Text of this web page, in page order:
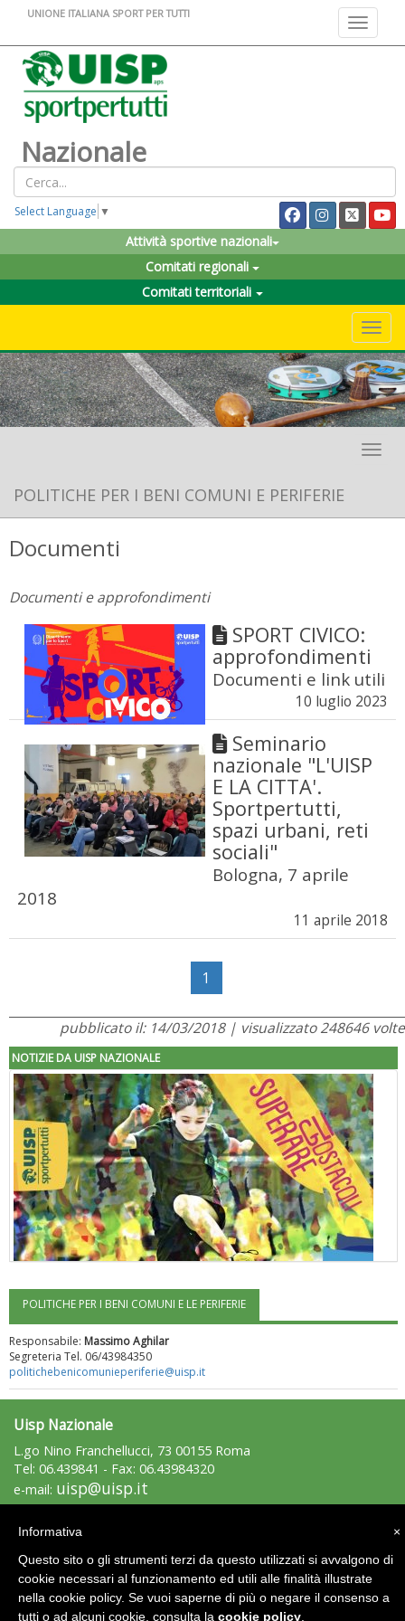
Toggle
UNIONE ITALIANA SPORT PER TUTTI
Nazionale
Select Language ▼
Attività sportive nazionali
Comitati regionali
Comitati territoriali
POLITICHE PER I BENI COMUNI E PERIFERIE
Documenti
Documenti e approfondimenti
SPORT CIVICO:
approfondimenti
Documenti e link utili
10 luglio 2023
Seminario
nazionale "L'UISP
E LA CITTA'.
Sportpertutti,
spazi urbani, reti
sociali"
Bologna, 7 aprile
2018
11 aprile 2018
1
pubblicato il: 14/03/2018 | visualizzato 248646 volte
NOTIZIE DA UISP NAZIONALE
"Superare gli ostacoli": la relazione di Tiziano Pesce al CN Uisp
Luglio 2026: "Pensando con i piedi, si possono fare le
rivoluzioni"
POLITICHE PER I BENI COMUNI E LE PERIFERIE
Responsabile: Massimo Aghilar
Segreteria Tel. 06/43984350
politichebenicomunieperiferie@uisp.it
Uisp Nazionale
L.go Nino Franchellucci, 73 00155 Roma
Tel: 06.439841 - Fax: 06.43984320
e-mail: uisp@uisp.it
C.F.: 97029170582
Area Riservata 2.0
×
Informativa
Questo sito o gli strumenti terzi da questo utilizzati si avvalgono di
cookie necessari al funzionamento ed utili alle finalità illustrate
nella cookie policy. Se vuoi saperne di più o negare il consenso a
tutti o ad alcuni cookie, consulta la cookie policy